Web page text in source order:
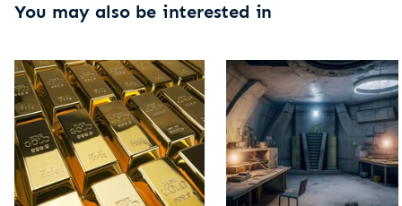
You may also be interested in